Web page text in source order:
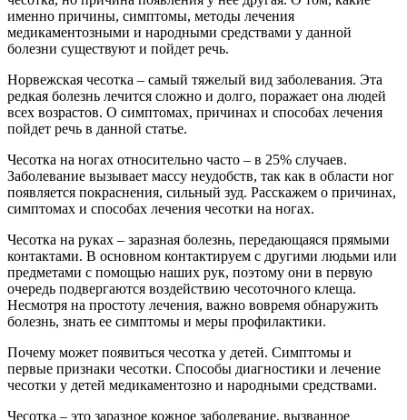
именно причины, симптомы, методы лечения
медикаментозными и народными средствами у данной
болезни существуют и пойдет речь.
Норвежская чесотка – самый тяжелый вид заболевания. Эта
редкая болезнь лечится сложно и долго, поражает она людей
всех возрастов. О симптомах, причинах и способах лечения
пойдет речь в данной статье.
Чесотка на ногах относительно часто – в 25% случаев.
Заболевание вызывает массу неудобств, так как в области ног
появляется покраснения, сильный зуд. Расскажем о причинах,
симптомах и способах лечения чесотки на ногах.
Чесотка на руках – заразная болезнь, передающаяся прямыми
контактами. В основном контактируем с другими людьми или
предметами с помощью наших рук, поэтому они в первую
очередь подвергаются воздействию чесоточного клеща.
Несмотря на простоту лечения, важно вовремя обнаружить
болезнь, знать ее симптомы и меры профилактики.
Почему может появиться чесотка у детей. Симптомы и
первые признаки чесотки. Способы диагностики и лечение
чесотки у детей медикаментозно и народными средствами.
Чесотка – это заразное кожное заболевание, вызванное